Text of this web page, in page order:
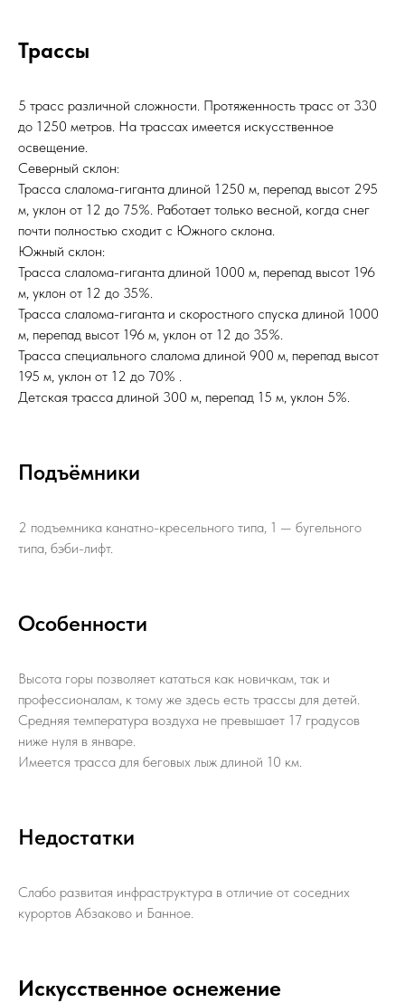
Трассы
5 трасс различной сложности. Протяженность трасс от 330
до 1250 метров. На трассах имеется искусственное
освещение.
Северный склон:
Трасса слалома-гиганта длиной 1250 м, перепад высот 295
м, уклон от 12 до 75%. Работает только весной, когда снег
почти полностью сходит с Южного склона.
Южный склон:
Трасса слалома-гиганта длиной 1000 м, перепад высот 196
м, уклон от 12 до 35%.
Трасса слалома-гиганта и скоростного спуска длиной 1000
м, перепад высот 196 м, уклон от 12 до 35%.
Трасса специального слалома длиной 900 м, перепад высот
195 м, уклон от 12 до 70% .
Детская трасса длиной 300 м, перепад 15 м, уклон 5%.
Подъёмники
2 подъемника канатно-кресельного типа, 1 — бугельного
типа, бэби-лифт.
Особенности
Высота горы позволяет кататься как новичкам, так и
профессионалам, к тому же здесь есть трассы для детей.
Средняя температура воздуха не превышает 17 градусов
ниже нуля в январе.
Имеется трасса для беговых лыж длиной 10 км.
Недостатки
Слабо развитая инфраструктура в отличие от соседних
курортов Абзаково и Банное.
Искусственное оснежение